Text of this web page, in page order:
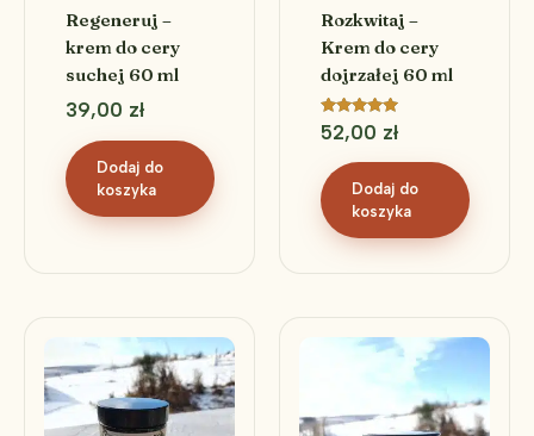
Regeneruj –
krem do cery
suchej 60 ml
39,00 zł
Dodaj do
koszyka
Rozkwitaj –
Krem do cery
dojrzałej 60 ml
Oceniono
5.00
52,00 zł
Dodaj do
koszyka